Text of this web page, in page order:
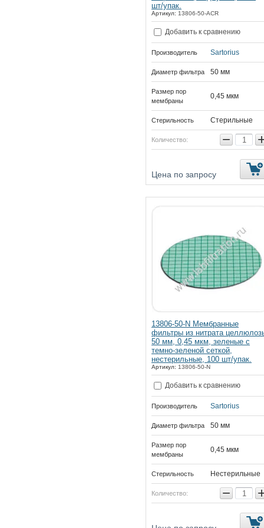
шт/упак.
Артикул: 13806-50-ACR
Добавить к сравнению
Производитель Sartorius
Диаметр фильтра 50 мм
Размер пор
мембраны
0,45 мкм
Стерильность Стерильные
Количество: −
Цена по запросу
13806-50-N Мембранные
фильтры из нитрата
50 мм, 0,45 мкм, зеленые с
темно-зеленой сеткой,
нестерильные, 100 шт/упак.
Артикул: 13806-50-N
Добавить к сравнению
Производитель Sartorius
Диаметр фильтра 50 мм
Размер пор
мембраны
0,45 мкм
Стерильность Нестерильные
Количество: −